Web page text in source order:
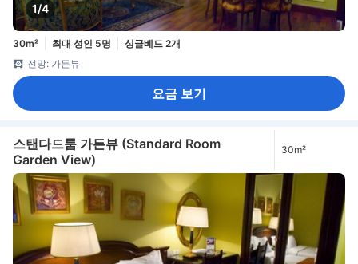
1/4
30m² 최대 성인 5명
싱글베드 2개
전망: 가든뷰
요금 보기
스탠다드룸 가든뷰 (Standard Room
Garden View)
30m²